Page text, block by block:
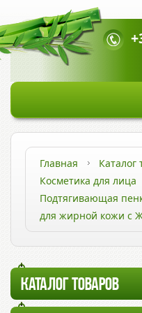
Главная
Каталог
Косметика для лица
Подтягивающая
для жирной кожи с
КАТАЛОГ ТОВАРОВ